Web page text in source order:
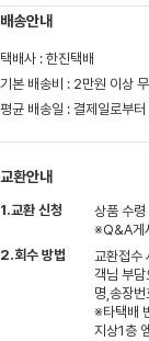
배송안내
택배사 : 한진택배
기본 배송비 : 2만원 이상
평균 배송일 : 결제일로부
교환안내
1.교환 신청
상품 수
※Q&A게
2.회수 방법
교환접수
객님 부
명,송장
※타택배
지상1층